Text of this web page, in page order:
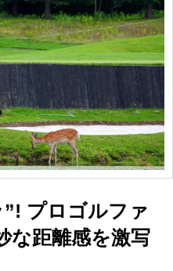
プロゴルファ
な距離感を激写